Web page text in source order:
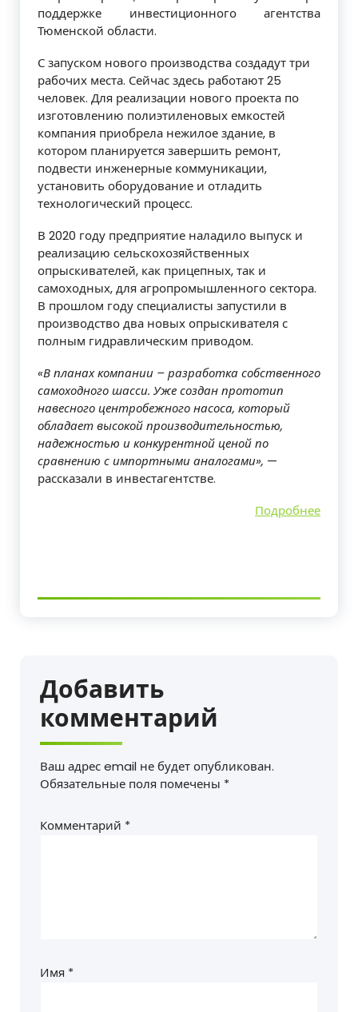
поддержке инвестиционного агентства
Тюменской области.
С запуском нового производства создадут три
рабочих места. Сейчас здесь работают 25
человек. Для реализации нового проекта по
изготовлению полиэтиленовых емкостей
компания приобрела нежилое здание, в
котором планируется завершить ремонт,
подвести инженерные коммуникации,
установить оборудование и отладить
технологический процесс.
В 2020 году предприятие наладило выпуск и
реализацию сельскохозяйственных
опрыскивателей, как прицепных, так и
самоходных, для агропромышленного сектора.
В прошлом году специалисты запустили в
производство два новых опрыскивателя с
полным гидравлическим приводом.
«В планах компании – разработка собственного
самоходного шасси. Уже создан прототип
навесного центробежного насоса, который
обладает высокой производительностью,
надежностью и конкурентной ценой по
сравнению с импортными аналогами», —
рассказали в инвестагентстве.
Подробнее
Добавить
комментарий
Ваш адрес email не будет опубликован.
Обязательные поля помечены *
Комментарий *
Имя *